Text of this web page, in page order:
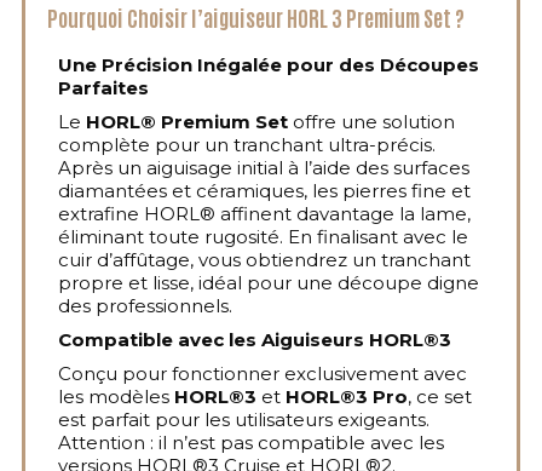
Pourquoi Choisir l’aiguiseur HORL 3 Premium Set ?
Une Précision Inégalée pour des Découpes
Parfaites
Le HORL® Premium Set offre une solution
complète pour un tranchant ultra-précis.
Après un aiguisage initial à l’aide des surfaces
diamantées et céramiques, les pierres fine et
extrafine HORL® affinent davantage la lame,
éliminant toute rugosité. En finalisant avec le
cuir d’affûtage, vous obtiendrez un tranchant
propre et lisse, idéal pour une découpe digne
des professionnels.
Compatible avec les Aiguiseurs HORL®3
Conçu pour fonctionner exclusivement avec
les modèles HORL®3 et HORL®3 Pro, ce set
est parfait pour les utilisateurs exigeants.
Attention : il n’est pas compatible avec les
versions HORL®3 Cruise et HORL®2.